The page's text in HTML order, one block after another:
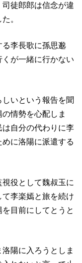
徒郎郎は信念が違
。
李長歌に孫思邈
が一緒に行かない
いという報告を聞
情勢を心配しま
自分の代わりに李
に洛陽に派遣する
役として魏叔玉に
李楽嫣と旅を続け
目前にしてとうと
陽に入ろうとしま